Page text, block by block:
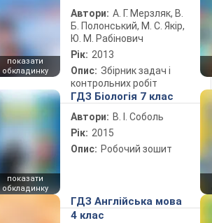
показати
обкладинку
Автори: А. Г. Мерзляк, В.
Б. Полонський, М. С. Якір,
Ю. М. Рабінович
Рік: 2013
Опис: Збірник задач і
контрольних робіт
показати
обкладинку
ГДЗ Біологія 7 клас
Автори: В. І. Соболь
Рік: 2015
Опис: Робочий зошит
ГДЗ Англійська мова
4 клас